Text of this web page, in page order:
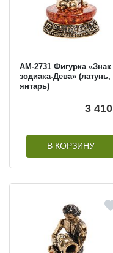
AM-2731 Фигурка «Знак
зодиака-Дева» (латунь,
янтарь)
3 410
В КОРЗИНУ